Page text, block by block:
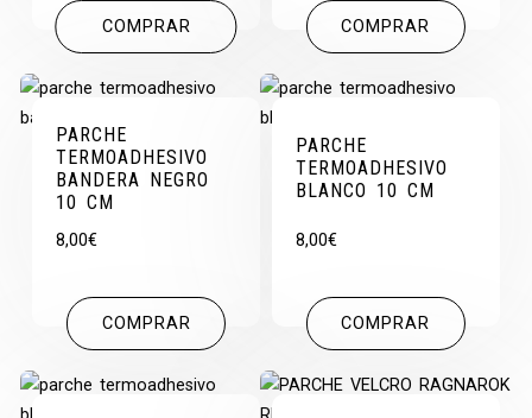
COMPRAR COMPRAR
PARCHE
TERMOADHESIVO
BANDERA NEGRO
10 CM
8,00€
COMPRAR
PARCHE
TERMOADHESIVO
BLANCO 10 CM
8,00€
COMPRAR